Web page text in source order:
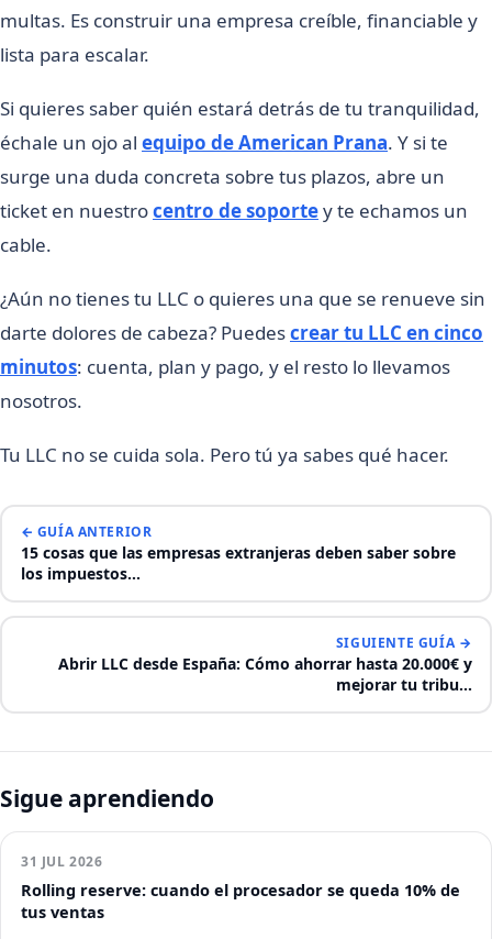
multas. Es construir una empresa creíble, financiable y
lista para escalar.
Si quieres saber quién estará detrás de tu tranquilidad,
échale un ojo al equipo de American Prana. Y si te
surge una duda concreta sobre tus plazos, abre un
ticket en nuestrocentro de soportey te echamos un
cable.
¿Aún no tienes tu LLC o quieres una que se renueve sin
darte dolores de cabeza? Puedescrear tu LLC en cinco
minutos: cuenta, plan y pago, y el resto lo llevamos
nosotros.
Tu LLC no se cuida sola. Pero tú ya sabes qué hacer.
← GUÍA ANTERIOR
15 cosas que las empresas extranjeras deben saber sobre
los impuestos…
SIGUIENTE GUÍA →
Abrir LLC desde España: Cómo ahorrar hasta 20.000€ y
mejorar tu tribu…
Sigue aprendiendo
31 JUL 2026
Rolling reserve: cuando el procesador se queda 10% de
tus ventas